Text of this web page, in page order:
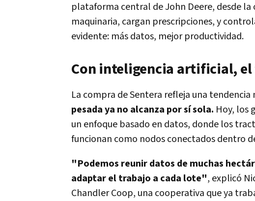
plataforma central de John Deere, desde
maquinaria, cargan prescripciones, y
evidente: más datos, mejor productividad.
Con inteligencia artificial,
La compra de Sentera refleja una
pesada ya no alcanza por sí sola. Hoy, los
un enfoque basado en datos, donde los
funcionan como nodos conectados dentro
"Podemos reunir datos de muchas
adaptar el trabajo a cada lote", explicó
Chandler Coop, una cooperativa que ya